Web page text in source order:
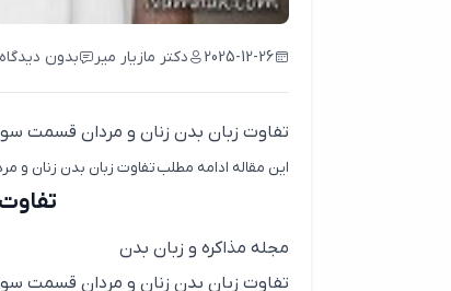
2025-12-26 دکتر مازیار میر بدون دیدگاه
تفاوت زبان بدن زنان و مردان قسمت
این مقاله ادامه مطلب تفاوت زبان بدن زنان
مجله مذاکره و زبان بدن
تفاوت زبان بدن زنان و مردان قسمت